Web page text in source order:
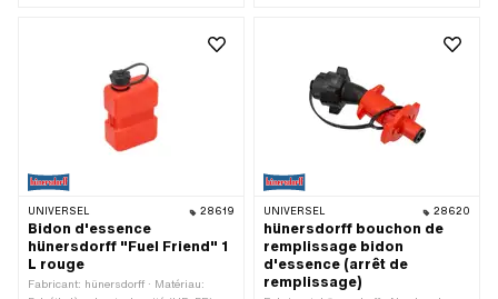
Largeur: 260 mm · Hauteur: 250 mm
· Champ d'application: Accessoires
UNIVERSEL 28619
Bidon d'essence
hünersdorff "Fuel Friend" 1
L rouge
Fabricant: hünersdorff · Matériau:
UNIVERSEL 28620
hünersdorff bouchon de
remplissage bidon
d'essence (arrêt de
remplissage)